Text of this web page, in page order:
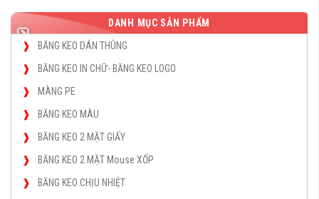
DANH MỤC SẢN PHẨM
BĂNG KEO DÁN THÙNG
BĂNG KEO IN CHỮ- BĂNG KEO LOGO
MÀNG PE
BĂNG KEO MÀU
BĂNG KEO 2 MẶT GIẤY
BĂNG KEO 2 MẶT Mouse XỐP
BĂNG KEO CHỊU NHIỆT